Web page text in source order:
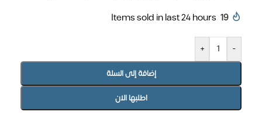
19
Items sold in last 24 hours
-
+
إضافة إلى السلة
اطلبها الان